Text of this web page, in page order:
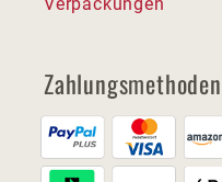
Zahlungsmethoden